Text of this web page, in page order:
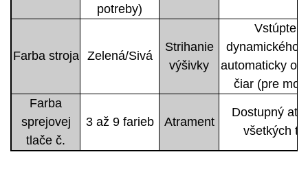
potreby)
Farba stroja Zelená/Sivá
Strihanie
výšivky
Vstúpte
dynamického
automaticky
čiar (pre
Farba
sprejovej
tlače č.
3 až 9 farieb Atrament
Dostupný
všetkých